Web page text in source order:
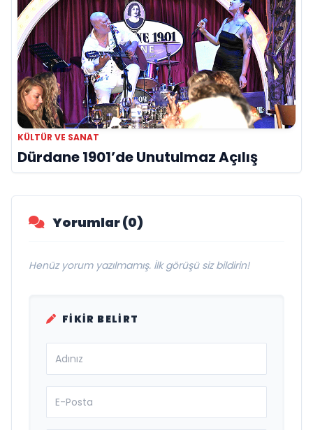
KÜLTÜR VE SANAT
Dürdane 1901’de Unutulmaz Açılış
Yorumlar (0)
Henüz yorum yazılmamış. İlk görüşü siz bildirin!
FIKIR BELIRT